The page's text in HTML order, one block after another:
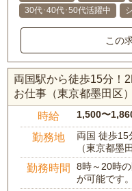
30代･40代･50代活躍中
この
両国駅から徒歩15分！
お仕事（東京都墨田区）
時給 1,500〜
勤務地
両国 徒歩15
（東京都墨
勤務時間
8時～20時
が可能です